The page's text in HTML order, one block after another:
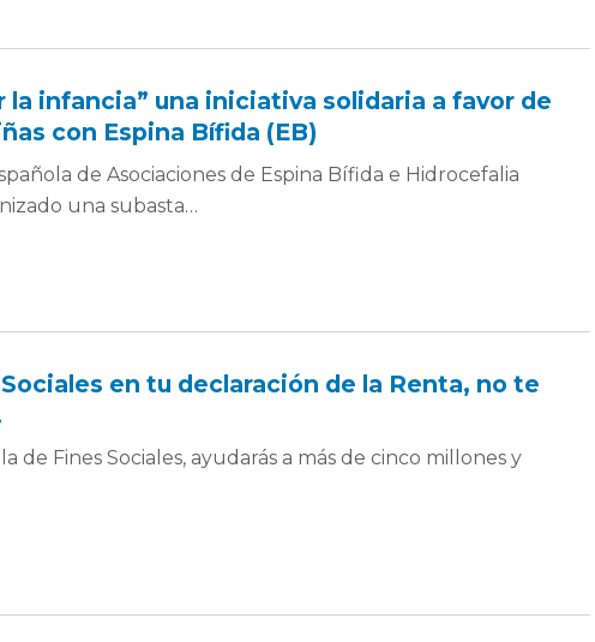
la infancia” una iniciativa solidaria a favor de
con Espina Bífida (EB)
de Asociaciones de Espina Bífida e Hidrocefalia
una subasta…
en tu declaración de la Renta, no te
de Fines Sociales, ayudarás a más de cinco millones y